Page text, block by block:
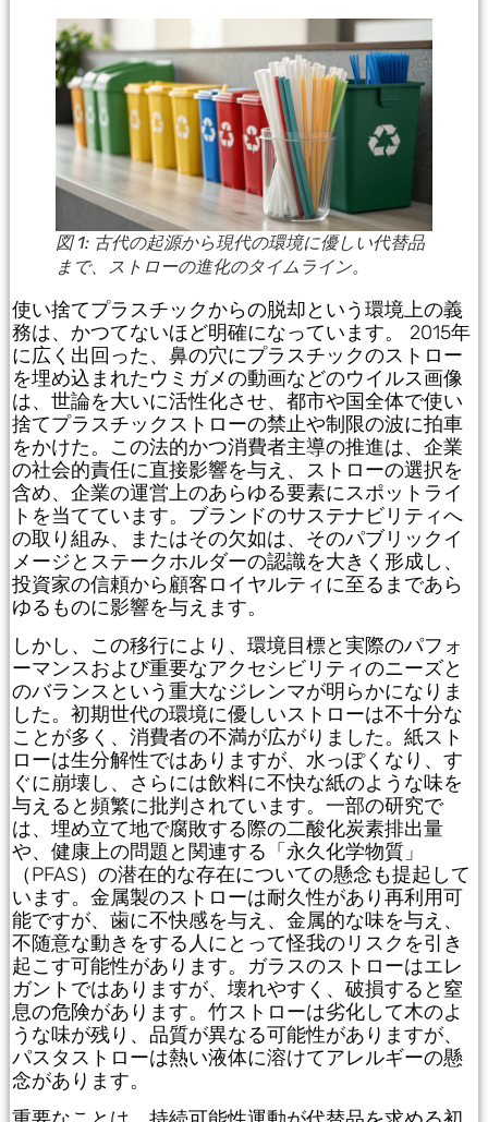
図 1: 古代の起源から現代の環境に優しい代替品
まで、ストローの進化のタイムライン。
使い捨てプラスチックからの脱却という環境上の義
務は、かつてないほど明確になっています。 2015年
に広く出回った、鼻の穴にプラスチックのストロー
を埋め込まれたウミガメの動画などのウイルス画像
は、世論を大いに活性化させ、都市や国全体で使い
捨てプラスチックストローの禁止や制限の波に拍車
をかけた。この法的かつ消費者主導の推進は、企業
の社会的責任に直接影響を与え、ストローの選択を
含め、企業の運営上のあらゆる要素にスポットライ
トを当てています。ブランドのサステナビリティへ
の取り組み、またはその欠如は、そのパブリックイ
メージとステークホルダーの認識を大きく形成し、
投資家の信頼から顧客ロイヤルティに至るまであら
ゆるものに影響を与えます。
しかし、この移行により、環境目標と実際のパフォ
ーマンスおよび重要なアクセシビリティのニーズと
のバランスという重大なジレンマが明らかになりま
した。初期世代の環境に優しいストローは不十分な
ことが多く、消費者の不満が広がりました。紙スト
ローは生分解性ではありますが、水っぽくなり、す
ぐに崩壊し、さらには飲料に不快な紙のような味を
与えると頻繁に批判されています。一部の研究で
は、埋め立て地で腐敗する際の二酸化炭素排出量
や、健康上の問題と関連する「永久化学物質」
（PFAS）の潜在的な存在についての懸念も提起して
います。金属製のストローは耐久性があり再利用可
能ですが、歯に不快感を与え、金属的な味を与え、
不随意な動きをする人にとって怪我のリスクを引き
起こす可能性があります。ガラスのストローはエレ
ガントではありますが、壊れやすく、破損すると窒
息の危険があります。竹ストローは劣化して木のよ
うな味が残り、品質が異なる可能性がありますが、
パスタストローは熱い液体に溶けてアレルギーの懸
念があります。